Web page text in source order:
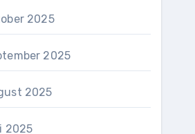
2025
2025
2025
2025